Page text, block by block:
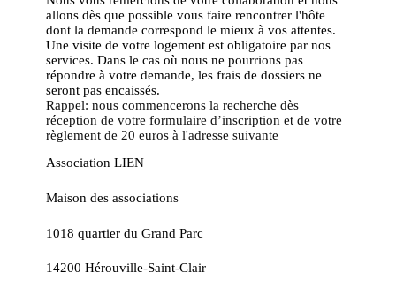
allons dès que possible vous faire rencontrer l'hôte
dont la demande correspond le mieux à vos attentes.
Une visite de votre logement est obligatoire par nos
services. Dans le cas où nous ne pourrions pas
répondre à votre demande, les frais de dossiers ne
seront pas encaissés.
Rappel: nous commencerons la recherche dès
réception de votre formulaire d’inscription et de votre
règlement de 20 euros à l'adresse suivante
Association LIEN
Maison des associations
1018 quartier du Grand Parc
14200 Hérouville-Saint-Clair